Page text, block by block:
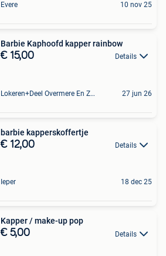
Evere 10 nov 25
Barbie Kaphoofd kapper rainbow
€ 15,00 Details
Lokeren+Deel Overmere En Zele 27 jun 26
barbie kapperskoffertje
€ 12,00 Details
Ieper 18 dec 25
Kapper / make-up pop
€ 5,00 Details